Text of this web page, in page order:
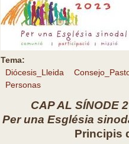
Tema:
Diócesis_Lleida
Personas
CAP AL SÍNODE
Per una Església
Principis